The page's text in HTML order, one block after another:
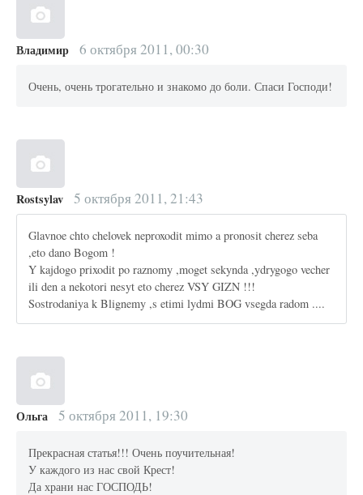
Владимир 6 октября 2011, 00:30
Очень, очень трогательно и знакомо до боли. Спаси Господи!
Rostsylav 5 октября 2011, 21:43
Glavnoe chto chelovek neproxodit mimo a pronosit cherez seba
,eto dano Bogom !
Y kajdogo prixodit po raznomy ,moget sekynda ,ydrygogo vecher
ili den a nekotori nesyt eto cherez VSY GIZN !!!
Sostrodaniya k Blignemy ,s etimi lydmi BOG vsegda radom ....
Ольга 5 октября 2011, 19:30
Прекрасная статья!!! Очень поучительная!
У каждого из нас свой Крест!
Да храни нас ГОСПОДЬ!